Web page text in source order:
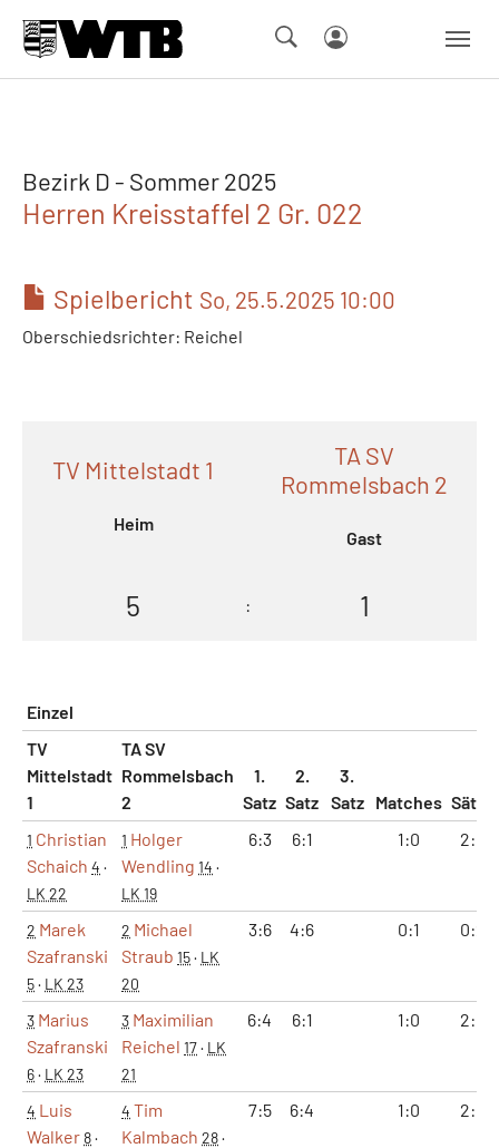
Bezirk D - Sommer 2025
Herren Kreisstaffel 2 Gr. 022
Spielbericht So, 25.5.2025 10:00
Oberschiedsrichter: Reichel
TV Mittelstadt 1
Heim
TA SV
Rommelsbach 2
Gast
5 : 1
Einzel
TV
Mittelstadt
1
TA SV
Rommelsbach
2
1.
Satz
2.
Satz
3.
Satz
Matches Sätze
1 Christian
Schaich 4 ·
LK 22
1 Holger
Wendling 14 ·
LK 19
6:3 6:1 1:0 2:0
2 Marek
Szafranski
5· LK 23
2 Michael
Straub 15· LK
20
3:6 4:6 0:1 0:2
3 Marius
Szafranski
6· LK 23
3 Maximilian
Reichel 17· LK
21
6:4 6:1 1:0 2:0
4 Luis
Walker8·
4 Tim
Kalmbach 28·
7:5 6:4 1:0 2:0